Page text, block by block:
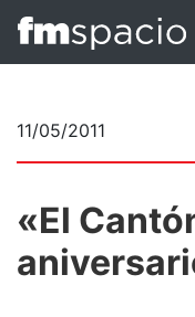
11/05/2011
«El